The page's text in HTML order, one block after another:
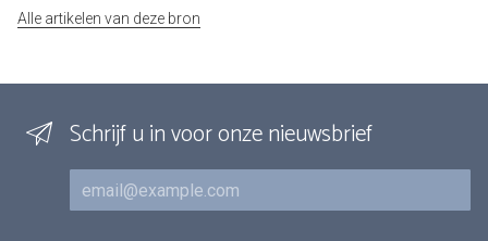
Alle artikelen van deze bron
Schrijf u in voor onze nieuwsbrief
E-mail